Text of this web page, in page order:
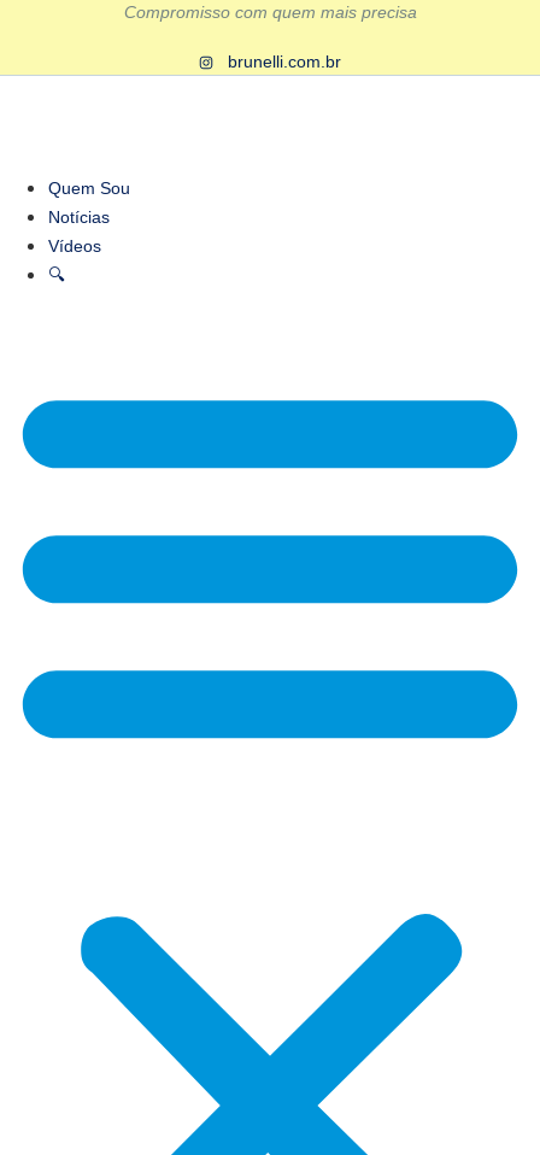
o
Compromisso com quem mais precisa
brunelli.com.br
Quem Sou
Notícias
Vídeos
🔍